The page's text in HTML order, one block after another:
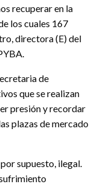
recuperar en la
los cuales 167
directora (E) del
de
que se realizan
presión y recordar
plazas de mercado
supuesto, ilegal.